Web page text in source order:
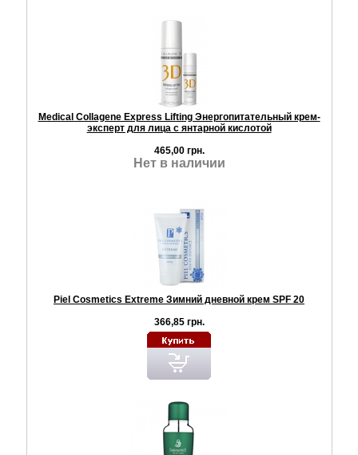
Medical Collagene Express Lifting Энергопитательный крем-
эксперт для лица с янтарной кислотой
465,00 грн.
Нет в наличии
Piel Cosmetics Extreme Зимний дневной крем SPF 20
366,85 грн.